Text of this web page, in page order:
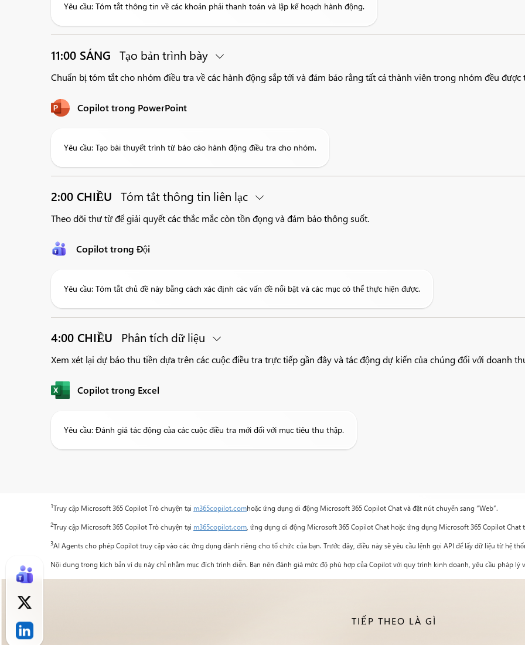
Yêu cầu: Tóm tắt thông tin về các khoản phải thanh toán và lập kế hoạch hành động.
11:00 SÁNG Tạo bản trình bày
Chuẩn bị tóm tắt cho nhóm điều tra về các hành động sắp tới và đảm bảo rằng tất cả thành viên trong nhóm đều được
Copilot trong PowerPoint
Yêu cầu: Tạo bài thuyết trình từ báo cáo hành động điều tra cho nhóm.
2:00 CHIỀU Tóm tắt thông tin liên lạc
Theo dõi thư từ để giải quyết các thắc mắc còn tồn đọng và đảm bảo thông suốt.
Copilot trong Đội
Yêu cầu: Tóm tắt chủ đề này bằng cách xác định các vấn đề nổi bật và các mục có thể thực hiện được.
4:00 CHIỀU Phân tích dữ liệu
Xem xét lại dự báo thu tiền dựa trên các cuộc điều tra trực tiếp gần đây và tác động dự kiến của chúng đối với doanh
Copilot trong Excel
Yêu cầu: Đánh giá tác động của các cuộc điều tra mới đối với mục tiêu thu thập.
1Truy cập Microsoft 365 Copilot Trò chuyện tại m365copilot.comhoặc ứng dụng di động Microsoft 365 Copilot Chat và đặt nút chuyển sang “Web”.
2Truy cập Microsoft 365 Copilot Trò chuyện tại m365copilot.com , ứng dụng di động Microsoft 365 Copilot Chat hoặc ứng dụng Microsoft 365 Copilot Chat
3AI Agents cho phép Copilot truy cập vào các ứng dụng dành riêng cho tổ chức của bạn. Trước đây, điều này sẽ yêu cầu lệnh gọi API để lấy dữ liệu từ hệ
Nội dung trong kịch bản ví dụ này chỉ nhằm mục đích trình diễn. Bạn nên đánh giá mức độ phù hợp của Copilot với quy trình kinh doanh, yêu cầu pháp lý
TIẾP THEO LÀ GÌ